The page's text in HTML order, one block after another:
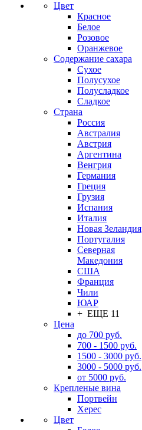
Цвет
Красное
Белое
Розовое
Оранжевое
Содержание сахара
Сухое
Полусухое
Полусладкое
Сладкое
Страна
Россия
Австралия
Австрия
Аргентина
Венгрия
Германия
Греция
Грузия
Испания
Италия
Новая Зеландия
Португалия
Северная
Македония
США
Франция
Чили
ЮАР
+ ЕЩЕ 11
Цена
до 700 руб.
700 - 1500 руб.
1500 - 3000 руб.
3000 - 5000 руб.
от 5000 руб.
Крепленые вина
Портвейн
Херес
Цвет